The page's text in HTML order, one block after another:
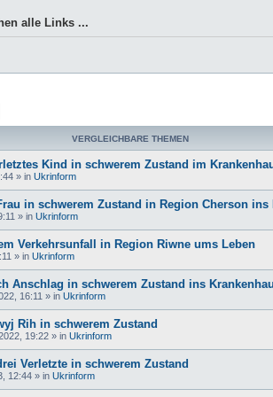
alle Links ...
VERGLEICHBARE THEMEN
Kind in schwerem Zustand im
» in Ukrinform
in schwerem Zustand in Region Cherson
» in Ukrinform
Verkehrsunfall in Region Riwne ums Leben
» in Ukrinform
Anschlag in schwerem Zustand ins
16:11 » in Ukrinform
Rih in schwerem Zustand
19:22 » in Ukrinform
Verletzte in schwerem Zustand
12:44 » in Ukrinform